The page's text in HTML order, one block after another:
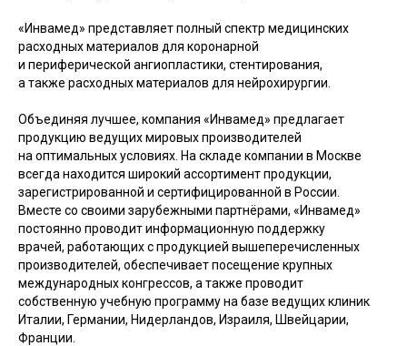
«Инвамед» представляет полный спектр медицинских
расходных материалов для коронарной
и периферической ангиопластики, стентирования,
а также расходных материалов для нейрохирургии.
Объединяя лучшее, компания «Инвамед» предлагает
продукцию ведущих мировых производителей
на оптимальных условиях. На складе компании в Москве
всегда находится широкий ассортимент продукции,
зарегистрированной и сертифицированной в России.
Вместе со своими зарубежными партнёрами, «Инвамед»
постоянно проводит информационную поддержку
врачей, работающих с продукцией вышеперечисленных
производителей, обеспечивает посещение крупных
международных конгрессов, а также проводит
собственную учебную программу на базе ведущих клиник
Италии, Германии, Нидерландов, Израиля, Швейцарии,
Франции.